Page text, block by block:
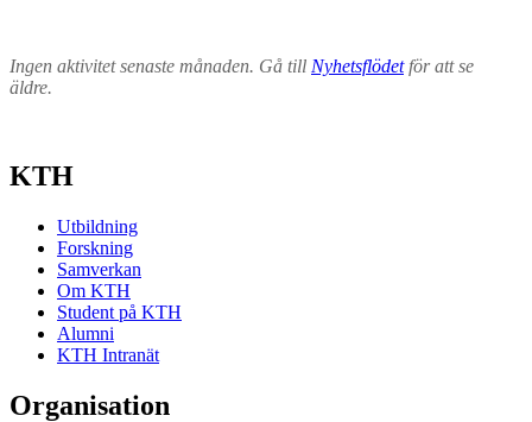
Ingen aktivitet senaste månaden. Gå till Nyhetsflödetför att se
äldre.
KTH
Utbildning
Forskning
Samverkan
Om KTH
Student på KTH
Alumni
KTH Intranät
Organisation